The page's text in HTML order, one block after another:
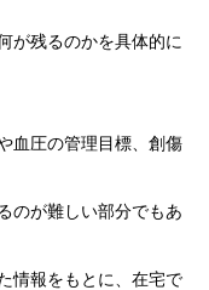
が残るのかを具体的に
血圧の管理目標、創傷
のが難しい部分でもあ
情報をもとに、在宅で